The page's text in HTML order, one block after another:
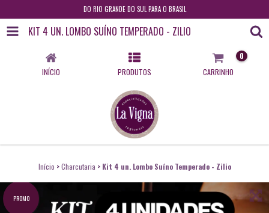
DO RIO GRANDE DO SUL PARA O BRASIL
KIT 4 UN. LOMBO SUÍNO TEMPERADO - ZILIO
INÍCIO PRODUTOS CARRINHO
0
Início > Charcutaria > Kit 4 un. Lombo Suíno Temperado - Zilio
PROMO